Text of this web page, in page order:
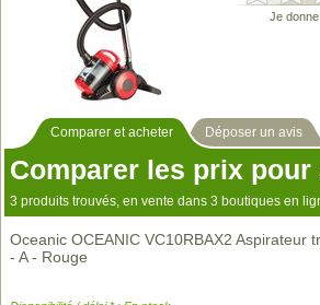
Je
Comparer et acheter Déposer un avis
Comparer les prix
3 produits trouvés, en vente dans 3 boutiques en
Oceanic OCEANIC VC10RBAX2 Aspirateur
- A - Rouge